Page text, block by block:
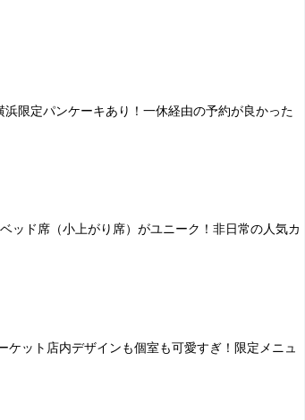
限定パンケーキあり！一休経由の予約が良かった
ッド席（小上がり席）がユニーク！非日常の人気カ
ケット店内デザインも個室も可愛すぎ！限定メニュ